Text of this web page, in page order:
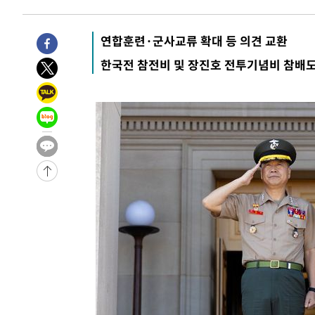
연합훈련·군사교류 확대 등 의견 교환
한국전 참전비 및 장진호 전투기념비 참배